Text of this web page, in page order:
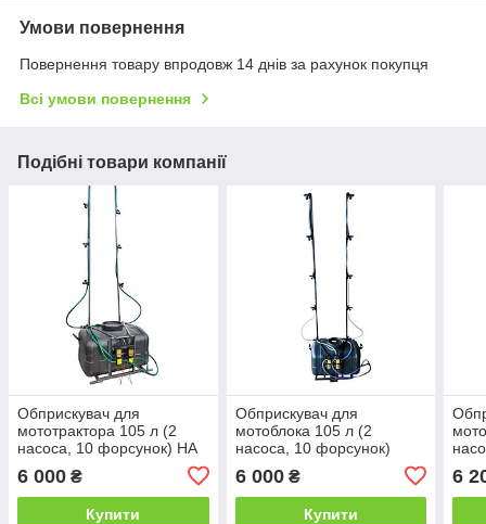
Умови повернення
Повернення товару впродовж 14 днів за рахунок покупця
Всі умови повернення
Подібні товари компанії
Обприскувач для
мототрактора 105 л (2
насоса, 10 форсунок) НА
6 000 ₴
Купити
Обприскувач для
мотоблока 105 л (2
насоса, 10 форсунок)
6 000₴
Купити
6